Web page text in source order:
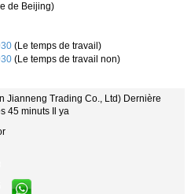
de Beijing)
(Le temps de travail)
(Le temps de travail non)
Jianneng Trading Co., Ltd) Dernière
45 minuts Il ya